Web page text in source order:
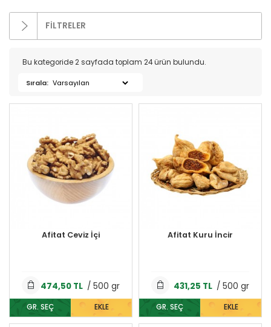
FİLTRELER
Kategoriler
Zeytin (69)
Gurme Ürünler (107)
Tatlı Lezzetler (230)
Et Ürünleri (74)
Kuru Gıdalar (229)
- Bakliyat (22)
- Erişte (8)
- Kahve (23)
- Kurabiye (2)
Bu kategoride 2 sayfada toplam 24 ürün bulundu.
Sırala:
Afitat Ceviz İçi
474,50 TL / 500 gr
GR. SEÇ EKLE
Gramaj Seçiniz
Afitat Kuru İncir
431,25 TL / 500 gr
GR. SEÇ EKLE
Gramaj Seçiniz